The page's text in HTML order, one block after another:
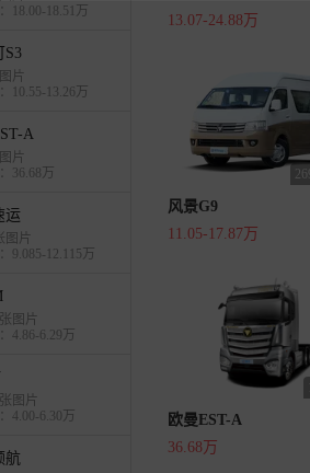
18.00-18.51万
S3
片
10.55-13.26万
A
片
36.68万
运
图片
9.085-12.115万
图片
4.86-6.29万
图片
4.00-6.30万
航
13.07-24.88万
风景G9
11.05-17.87万
欧曼EST-A
36.68万